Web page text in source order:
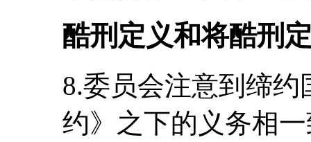
酷刑定义和将酷刑
8.委员会注意到缔
约》之下的义务相